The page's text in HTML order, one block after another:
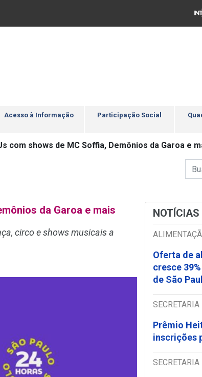
Acesso à Informação Participação Social
com shows de MC Soffia, Demônios da Garoa e
da Garoa e mais
circo e shows musicais a
NOTÍCIAS
Oferta de
cresce
de São
Prêmio
inscrições